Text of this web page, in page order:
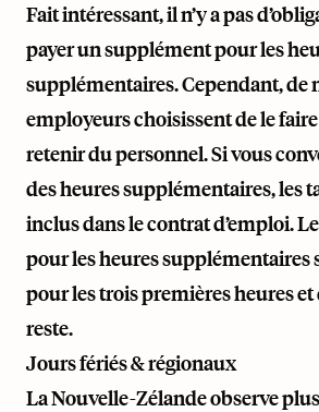
Fait intéressant, il n’y a pas
payer un supplément pour les
supplémentaires. Cependant, de
employeurs choisissent de le
retenir du personnel. Si vous
des heures supplémentaires, les
inclus dans le contrat d’emploi.
pour les heures supplémentaires
pour les trois premières heures
reste.
Jours fériés & régionaux
La Nouvelle-Zélande observe